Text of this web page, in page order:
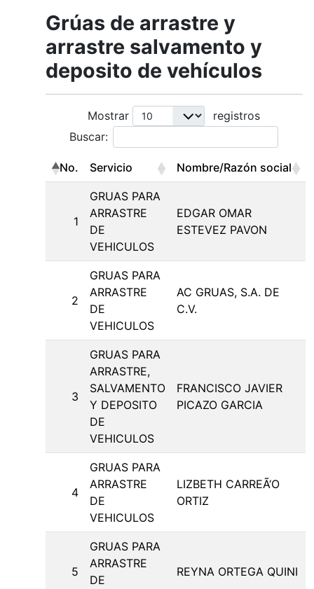
Grúas de arrastre y
arrastre salvamento y
deposito de vehículos
Mostrar
registros
Buscar:
No. Servicio Nombre/Razón social
1
GRUAS PARA
ARRASTRE
DE
VEHICULOS
EDGAR OMAR
ESTEVEZ PAVON
2
GRUAS PARA
ARRASTRE
DE
VEHICULOS
AC GRUAS, S.A. DE
C.V.
3
GRUAS PARA
ARRASTRE,
SALVAMENTO
Y DEPOSITO
DE
VEHICULOS
FRANCISCO JAVIER
PICAZO GARCIA
4
GRUAS PARA
ARRASTRE
DE
VEHICULOS
LIZBETH CARREÃ‘O
ORTIZ
5
GRUAS PARA
ARRASTRE
DE
REYNA ORTEGA QUINI